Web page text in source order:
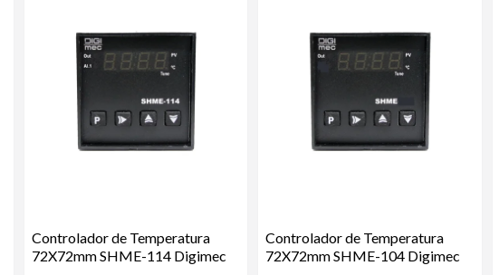
Controlador de Temperatura
72X72mm SHME-114 Digimec
Controlador de Temperatura
72X72mm SHME-104 Digimec